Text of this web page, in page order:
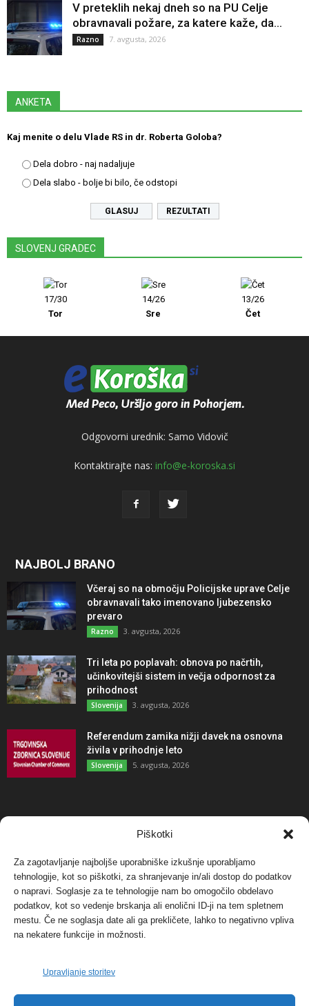
Piškotki
Za zagotavljanje najboljše uporabniške izkušnje uporabljamo
tehnologije, kot so piškotki, za shranjevanje in/ali dostop do podatkov
o napravi. Soglasje za te tehnologije nam bo omogočilo obdelavo
podatkov, kot so vedenje brskanja ali enolični ID-ji na tem spletnem
mestu. Če ne soglasja date ali ga prekličete, lahko to negativno vpliva
na nekatere funkcije in možnosti.
Upravljanje storitev
V preteklih nekaj dneh so na PU Celje
obravnavali požare, za katere kaže, da...
Razno 7. avgusta, 2026
ANKETA
Kaj menite o delu Vlade RS in dr. Roberta Goloba?
Dela dobro - naj nadaljuje
Dela slabo - bolje bi bilo, če odstopi
REZULTATI
SLOVENJ GRADEC
17/30
Tor
14/26
Sre
13/26
Čet
Odgovorni urednik: Samo Vidovič
Kontaktirajte nas: info@e-koroska.si
NAJBOLJ BRANO
Včeraj so na območju Policijske uprave Celje
obravnavali tako imenovano ljubezensko
prevaro
Razno 3. avgusta, 2026
Tri leta po poplavah: obnova po načrtih,
učinkovitejši sistem in večja odpornost za
prihodnost
Slovenija 3. avgusta, 2026
Referendum zamika nižji davek na osnovna
živila v prihodnje leto
Slovenija 5. avgusta, 2026
NAJBOLJ KOMENTIRANO
Protest proti vetrnim elektrarnam na Ojstrici, v
svetu pa vedno bolj...
Dogodki 12. maja, 2017
Tožilstvo v Celovcu v korist elektrarnam
Verbund
FOTO: Razstava cvetličarskega mojstra Andreja